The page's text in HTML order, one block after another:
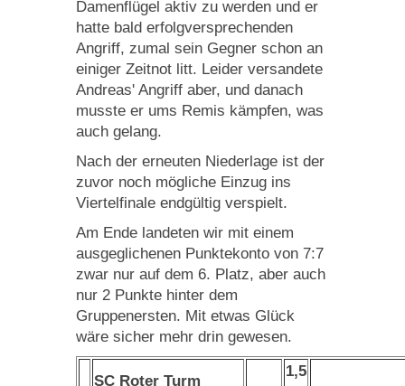
Damenflügel aktiv zu werden und er
hatte bald erfolgversprechenden
Angriff, zumal sein Gegner schon an
einiger Zeitnot litt. Leider versandete
Andreas' Angriff aber, und danach
musste er ums Remis kämpfen, was
auch gelang.
Nach der erneuten Niederlage ist der
zuvor noch mögliche Einzug ins
Viertelfinale endgültig verspielt.
Am Ende landeten wir mit einem
ausgeglichenen Punktekonto von 7:7
zwar nur auf dem 6. Platz, aber auch
nur 2 Punkte hinter dem
Gruppenersten. Mit etwas Glück
wäre sicher mehr drin gewesen.
SC Roter Turm
1,5